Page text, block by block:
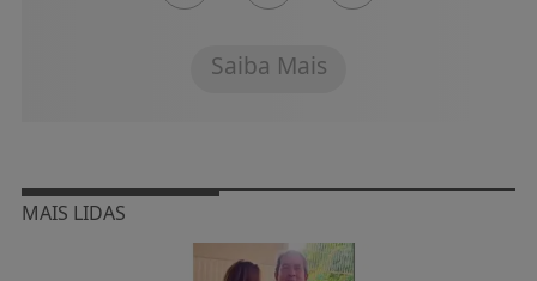
Saiba Mais
MAIS LIDAS